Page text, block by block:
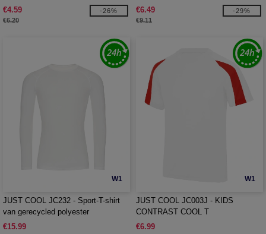
€4.59
€6.20
-26%
€6.49
€9.11
-29%
W1
JUST COOL JC232 - Sport-T-shirt
van gerecycled polyester
€15.99
W1
JUST COOL JC003J - KIDS
CONTRAST COOL T
€6.99